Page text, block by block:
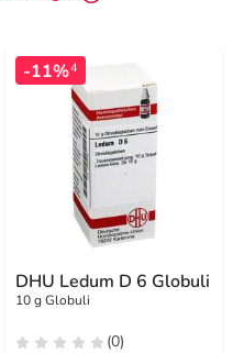
-11%4
DHU Ledum D 6 Globuli
10 g Globuli
(0)